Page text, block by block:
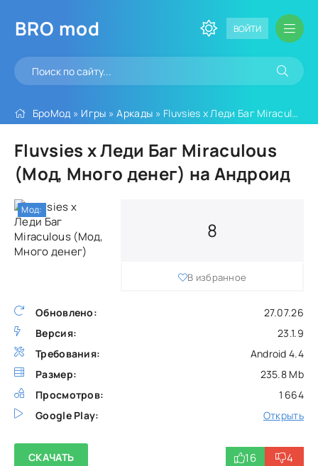
BRO mod ВОЙТИ
БроМод » Игры »Аркады » Fluvsies x Леди Баг Miraculous (Мод, Много денег)
Fluvsies x Леди Баг Miraculous
(Мод, Много денег) на Андроид
Обновлено:
27.07.26
Версия:
23.1.9
Требования:
Android 4.4
Размер:
235.8 Mb
Просмотров:
1 664
Google Play:
Открыть
8
В избранное
СКАЧАТЬ 16 4
Мод: